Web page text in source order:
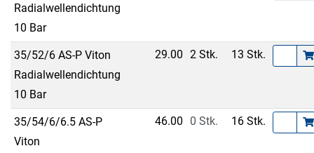
Radialwellendichtung
10 Bar
35/52/6 AS-P Viton
Radialwellendichtung
10 Bar
29.00 2 Stk. 13 Stk.
35/54/6/6.5 AS-P
Viton
46.00 0 Stk. 16 Stk.